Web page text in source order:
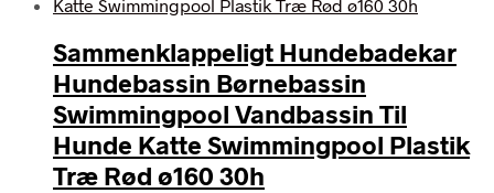
Sammenklappeligt Hundebadekar
Hundebassin Børnebassin
Swimmingpool Vandbassin Til
Hunde Katte Swimmingpool Plastik
Træ Rød ø160 30h